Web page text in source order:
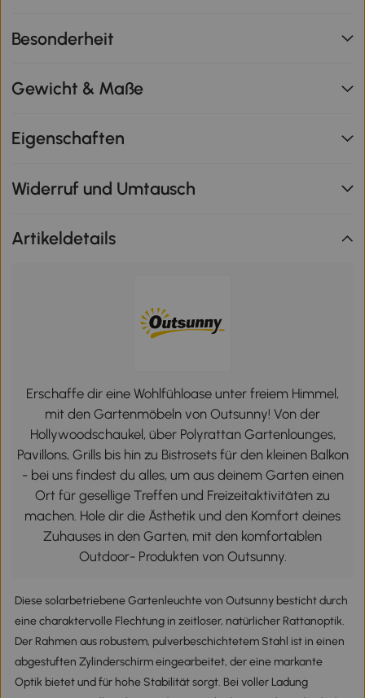
Besonderheit
Gewicht & Maße
Eigenschaften
Widerruf und Umtausch
Artikeldetails
Erschaffe dir eine Wohlfühloase unter freiem Himmel,
mit den Gartenmöbeln von Outsunny! Von der
Hollywoodschaukel, über Polyrattan Gartenlounges,
Pavillons, Grills bis hin zu Bistrosets für den kleinen Balkon
- bei uns findest du alles, um aus deinem Garten einen
Ort für gesellige Treffen und Freizeitaktivitäten zu
machen. Hole dir die Ästhetik und den Komfort deines
Zuhauses in den Garten, mit den komfortablen
Outdoor- Produkten von Outsunny.
Diese solarbetriebene Gartenleuchte von Outsunny besticht durch
eine charaktervolle Flechtung in zeitloser, natürlicher Rattanoptik.
Der Rahmen aus robustem, pulverbeschichtetem Stahl ist in einen
abgestuften Zylinderschirm eingearbeitet, der eine markante
Optik bietet und für hohe Stabilität sorgt. Bei voller Ladung